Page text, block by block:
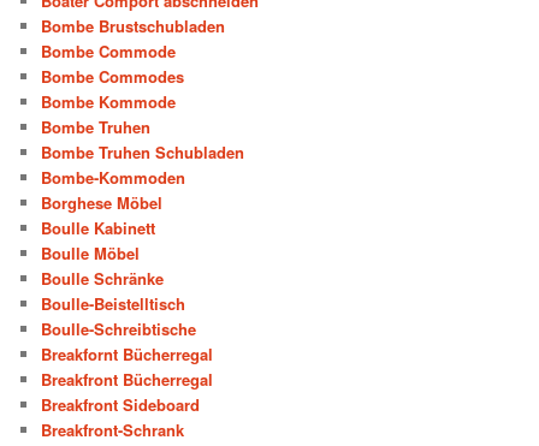
Bombe Brustschubladen
Bombe Commode
Bombe Commodes
Bombe Kommode
Bombe Truhen
Bombe Truhen Schubladen
Bombe-Kommoden
Borghese Möbel
Boulle Kabinett
Boulle Möbel
Boulle Schränke
Boulle-Beistelltisch
Boulle-Schreibtische
Breakfornt Bücherregal
Breakfront Bücherregal
Breakfront Sideboard
Breakfront-Schrank